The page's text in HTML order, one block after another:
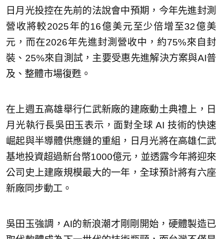
日月光投控在先前的法說會中預期，今年先進封測
營收將較2025年的16億美元至少倍增至32億美
元，而在2026年先進封測營收中，約75%來自封
裝、25%來自測試，主要受惠先進解決方案與AI普
及、整體市場復甦。
在上週五高雄舉行仁武新廠的建廠動土典禮上，日
月光執行長吳田玉表示，面對全球 AI 技術的快速
崛起與半導體供應鏈的重組，日月光將在高雄仁武
基地投資超過新台幣1000億元，並透露今年將迎來
公司史上建廠規模最大的一年，全球預計將有六座
新廠同步動工。
吳田玉強調，AI的新浪潮才剛剛開始，硬體製造已